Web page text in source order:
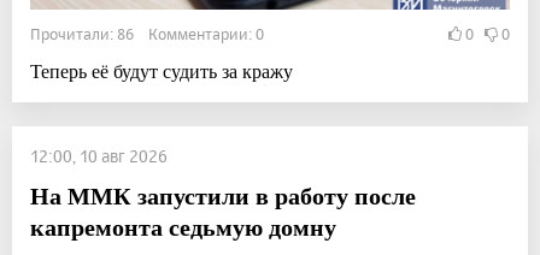
Прочитали: 86 Комментарии: 0 0 0
Теперь её будут судить за кражу
12:00, 10 авг 2026
На ММК запустили в работу после
капремонта седьмую домну